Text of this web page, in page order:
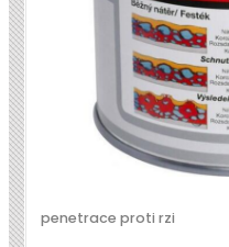
penetrace proti rzi